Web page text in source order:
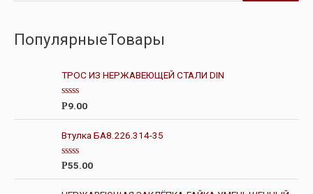
ПопулярныеТовары
ТРОС ИЗ НЕРЖАВЕЮЩЕЙ СТАЛИ DIN
О
е
н
к
а
и
з
Р9.00
Втулка БА8.226.314-35
О
е
н
Р55.00